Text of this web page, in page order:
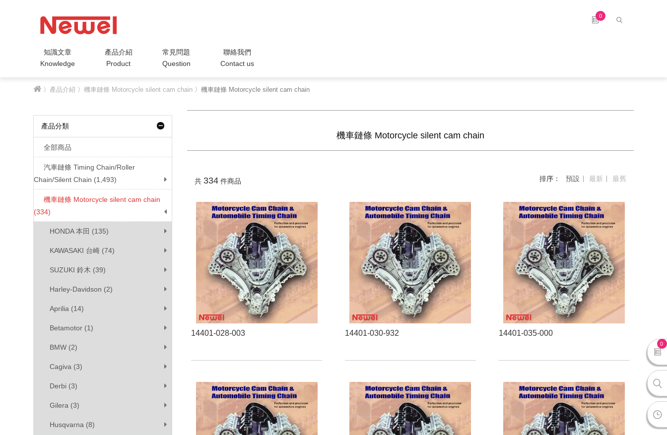
0
知識文章
Knowledge
產品介紹
Product
常見問題
Question
聯絡我們
Contact us
0
〉 產品介紹 〉機車鏈條 Motorcycle silent cam chain 〉機車鏈條 Motorcycle silent cam chain
產品分類
全部商品
汽車鏈條 Timing Chain/Roller
Chain/Silent Chain (1,493)
機車鏈條 Motorcycle silent cam chain
(334)
HONDA 本田 (135)
KAWASAKI 台崎 (74)
SUZUKI 鈴木 (39)
Harley-Davidson (2)
Aprilia (14)
Betamotor (1)
BMW (2)
Cagiva (3)
Derbi (3)
Gilera (3)
Husqvarna (8)
機車鏈條 Motorcycle silent cam chain
共 334 件商品 排序： 預設 最新 最舊
14401-028-003 14401-030-932 14401-035-000